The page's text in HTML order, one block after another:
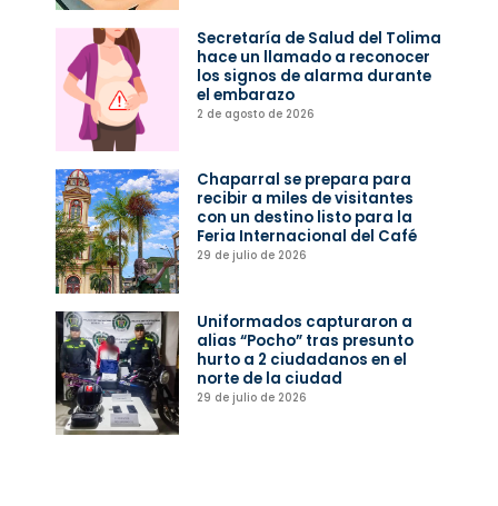
Secretaría de Salud del Tolima
hace un llamado a reconocer
los signos de alarma durante
el embarazo
2 de agosto de 2026
Chaparral se prepara para
recibir a miles de visitantes
con un destino listo para la
Feria Internacional del Café
29 de julio de 2026
Uniformados capturaron a
alias “Pocho” tras presunto
hurto a 2 ciudadanos en el
norte de la ciudad
29 de julio de 2026